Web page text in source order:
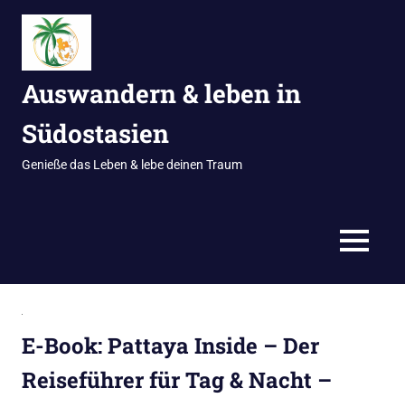
Zum
Inhalt
springen
Auswandern & leben in
Südostasien
Genieße das Leben & lebe deinen Traum
MENÜ
E-Book: Pattaya Inside – Der
Reiseführer für Tag & Nacht –